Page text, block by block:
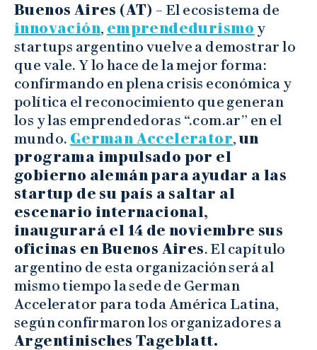
Buenos Aires (AT) – El ecosistema de
innovación, emprendedurismo y
startups argentino vuelve a demostrar lo
que vale. Y lo hace de la mejor forma:
confirmando en plena crisis económica y
política el reconocimiento que generan
los y las emprendedoras “.com.ar” en el
mundo. German Accelerator,un
programa impulsado por el
gobierno alemán para ayudar a las
startup de su país a saltar al
escenario internacional,
inaugurará el 14 de noviembre sus
oficinas en Buenos Aires. El capítulo
argentino de esta organización será al
mismo tiempo la sede de German
Accelerator para toda América Latina,
según confirmaron los organizadores a
Argentinisches Tageblatt.